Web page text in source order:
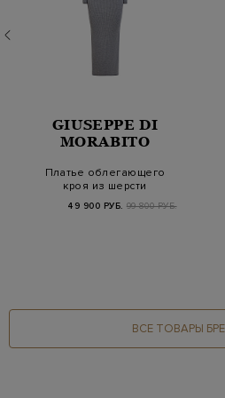
GIUSEPPE DI
MORABITO
Платье облегающего
кроя из шерсти
мерцающей…
49 900 РУБ. 99 800 РУБ.
ВСЕ ТОВАРЫ